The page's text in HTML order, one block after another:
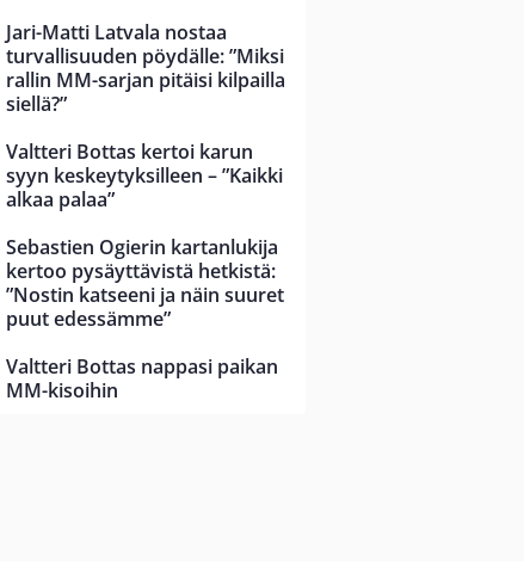
Jari-Matti Latvala nostaa
turvallisuuden pöydälle: ”Miksi
rallin MM-sarjan pitäisi kilpailla
siellä?”
Valtteri Bottas kertoi karun
syyn keskeytyksilleen – ”Kaikki
alkaa palaa”
Sebastien Ogierin kartanlukija
kertoo pysäyttävistä hetkistä:
”Nostin katseeni ja näin suuret
puut edessämme”
Valtteri Bottas nappasi paikan
MM-kisoihin